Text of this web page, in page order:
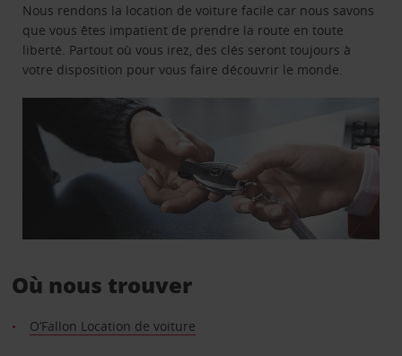
Nous rendons la location de voiture facile car nous savons
que vous êtes impatient de prendre la route en toute
liberté. Partout où vous irez, des clés seront toujours à
votre disposition pour vous faire découvrir le monde.
Où nous trouver
O’Fallon Location de voiture